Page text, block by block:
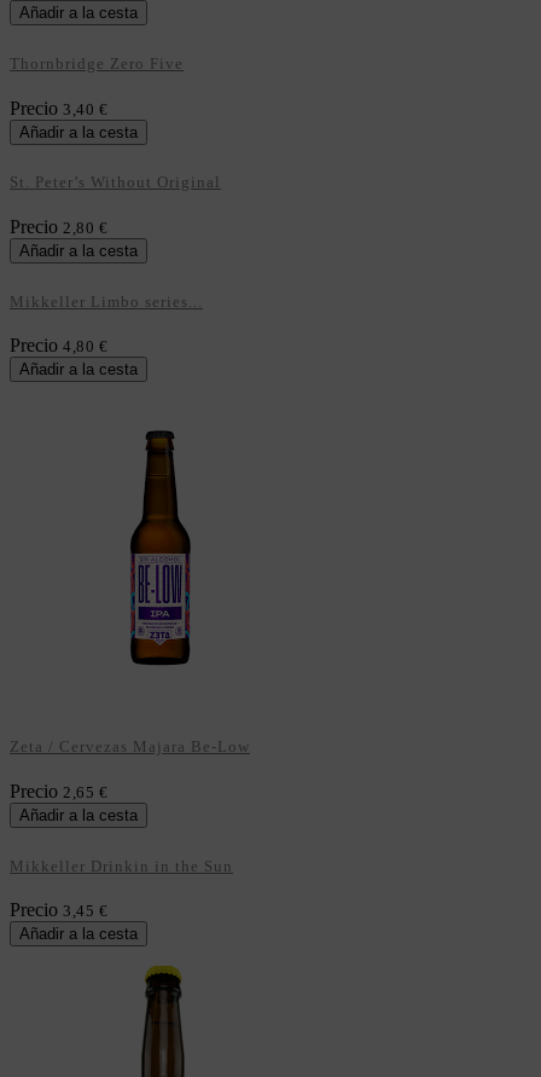
Añadir a la cesta
Thornbridge Zero Five
Precio 3,40 €
Añadir a la cesta
St. Peter’s Without Original
Precio 2,80 €
Añadir a la cesta
Mikkeller Limbo series...
Precio 4,80 €
Añadir a la cesta
Zeta / Cervezas Majara Be-Low
Precio 2,65 €
Añadir a la cesta
Mikkeller Drinkin in the Sun
Precio 3,45 €
Añadir a la cesta